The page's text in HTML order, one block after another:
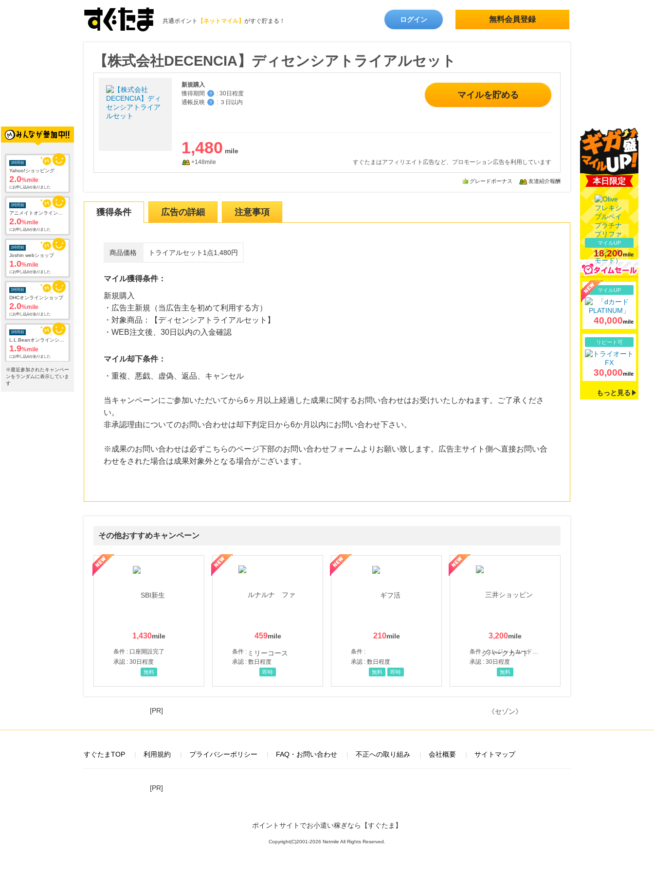
共通ポイント 【ネットマイル】 がすぐ貯まる！ ログイン 無料会員登録
1時間前
Yahoo!ショッピング
2.0%mile
にお申し込みがありました
1時間前
2.0%mile
にお申し込みがありました
1時間前
Joshin webショップ
1.0%mile
にお申し込みがありました
1時間前
DHCオンラインショップ
2.0%mile
にお申し込みがありました
1時間前
1.9%mile
にお申し込みがありました
4時間前
ブックオフオンライン販売
※最近参加されたキャンペー
ンをランダムに表示していま
す
【株式会社DECENCIA】ディセンシアトライアルセット
新規購入
獲得期間
？ : 30日程度
通帳反映
？ : ３日以内
マイルを貯める
1,480
+148mile すぐたまはアフィリエイト広告など、プロモーション広告を利用しています
グレードボーナス 友達紹介報酬
獲得条件 広告の詳細 注意事項
商品価格 トライアルセット1点1,480円
マイル獲得条件：
新規購入
・広告主新規（当広告主を初めて利用する方）
・対象商品：【ディセンシアトライアルセット】
・WEB注文後、30日以内の入金確認
マイル却下条件：
・重複、悪戯、虚偽、返品、キャンセル
当キャンペーンにご参加いただいてから6ヶ月以上経過した成果に関するお問い合わせはお受けいたしかねます。ご了承くださ
い。
非承認理由についてのお問い合わせは却下判定日から6か月以内にお問い合わせ下さい。
※成果のお問い合わせは必ずこちらのページ下部のお問い合わせフォームよりお願い致します。広告主サイト側へ直接お問い合
わせをされた場合は成果対象外となる場合がございます。
その他おすすめキャンペーン
1,430
条件 : 口座開設完了
承認 : 30日程度
無料
459
条件 :
承認 : 数日程度
即時
210
条件 :
承認 : 数日程度
無料 即時
3,200
条件 : クレジットカード申込・発券
承認 : 30日程度
三井ショッピングパークカード《セゾン》
無料
本日限定
マイルUP
18,200mile
マイルUP
40,000mile
リピート可
30,000mile
もっと見る
[PR]
すぐたまTOP 利用規約 プライバシーポリシー FAQ・お問い合わせ 不正への取り組み 会社概要 サイトマップ
[PR]
ポイントサイトでお小遣い稼ぎなら【すぐたま】
Copyright(C)2001-2026 Netmile All Rights Reserved.